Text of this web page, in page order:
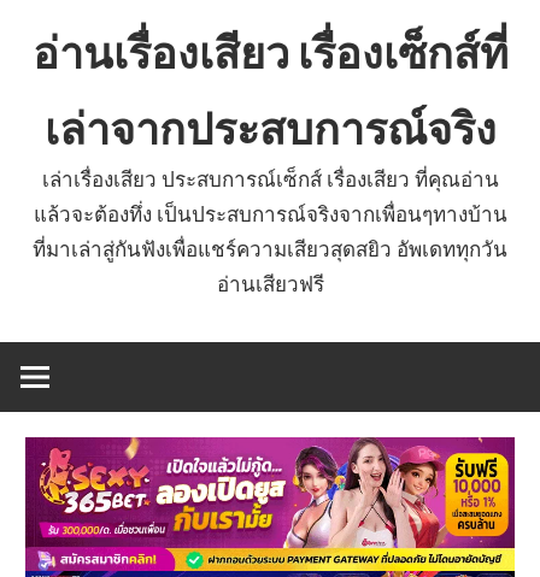
อ่านเรื่องเสียว เรื่องเซ็กส์ที่
เล่าจากประสบการณ์จริง
เล่าเรื่องเสียว ประสบการณ์เซ็กส์ เรื่องเสียว ที่คุณอ่าน
แล้วจะต้องทึ่ง เป็นประสบการณ์จริงจากเพื่อนๆทางบ้าน
ที่มาเล่าสู่กันฟังเพื่อแชร์ความเสียวสุดสยิว อัพเดททุกวัน
อ่านเสียวฟรี